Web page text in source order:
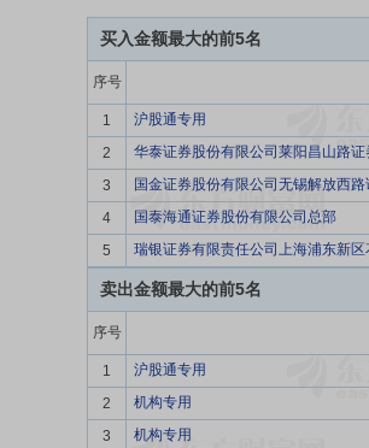
买入金额最大的前5名
序号
1 沪股通专用
2
华泰证券股份有限公司莱阳昌山路证
3
国金证券股份有限公司无锡解放西
4
国泰海通证券股份有限公司总部
5
瑞银证券有限责任公司上海浦东新
卖出金额最大的前5名
序号
1 沪股通专用
2
机构专用
3
机构专用